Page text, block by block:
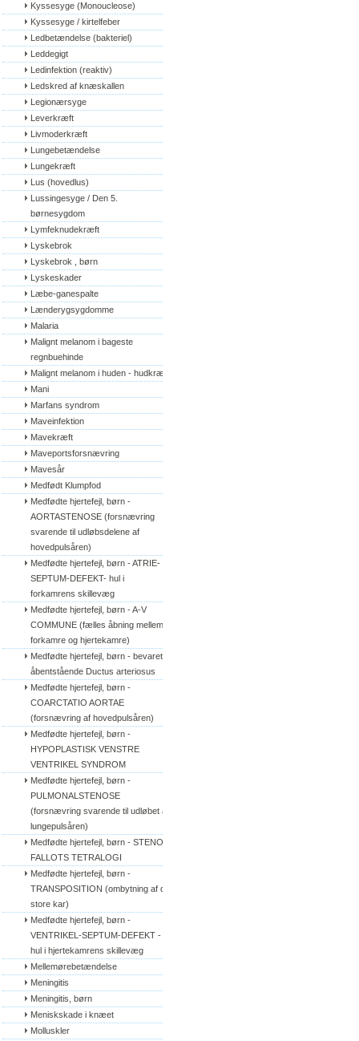
Kyssesyge (Monoucleose)
Kyssesyge / kirtelfeber
Ledbetændelse (bakteriel)
Leddegigt
Ledinfektion (reaktiv)
Ledskred af knæskallen
Legionærsyge
Leverkræft
Livmoderkræft
Lungebetændelse
Lungekræft
Lus (hovedlus)
Lussingesyge / Den 5.
børnesygdom
Lymfeknudekræft
Lyskebrok
Lyskebrok , børn
Lyskeskader
Læbe-ganespalte
Lænderygsygdomme
Malaria
Malignt melanom i bageste
regnbuehinde
Malignt melanom i huden - hudkræft
Mani
Marfans syndrom
Maveinfektion
Mavekræft
Maveportsforsnævring
Mavesår
Medfødt Klumpfod
Medfødte hjertefejl, børn -
AORTASTENOSE (forsnævring
svarende til udløbsdelene af
hovedpulsåren)
Medfødte hjertefejl, børn - ATRIE-
SEPTUM-DEFEKT- hul i
forkamrens skillevæg
Medfødte hjertefejl, børn - A-V
COMMUNE (fælles åbning mellem
forkamre og hjertekamre)
Medfødte hjertefejl, børn - bevaret/
åbentstående Ductus arteriosus
Medfødte hjertefejl, børn -
COARCTATIO AORTAE
(forsnævring af hovedpulsåren)
Medfødte hjertefejl, børn -
HYPOPLASTISK VENSTRE
VENTRIKEL SYNDROM
Medfødte hjertefejl, børn -
PULMONALSTENOSE
(forsnævring svarende til udløbet af
lungepulsåren)
Medfødte hjertefejl, børn - STENO
FALLOTS TETRALOGI
Medfødte hjertefejl, børn -
TRANSPOSITION (ombytning af de
store kar)
Medfødte hjertefejl, børn -
VENTRIKEL-SEPTUM-DEFEKT -
hul i hjertekamrens skillevæg
Mellemørebetændelse
Meningitis
Meningitis, børn
Meniskskade i knæet
Molluskler